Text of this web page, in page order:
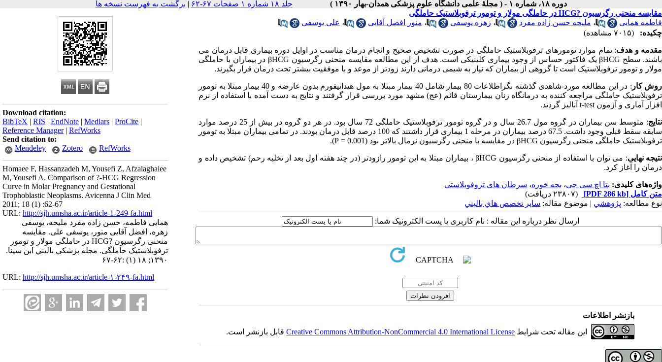
دوره ۱۸، شماره ۱ - ( مجلۀ علمی دانشگاه علوم پزشکی همدان-بهار ۱۳۹۰ ) جلد ۱۸ شماره ۱ صفحات ۶۷-۶۲ | برگشت به فهرست نسخه ها
Download citation:
BibTeX | RIS | EndNote | Medlars | ProCite |
Reference Manager| RefWorks
Send citation to:
Mendeley
Zotero RefWorks
Homaee F, Hassanzadeh M, Yousefi Z, Afzalaghaiee
M, Yousefi A. Comparison of ?-HCG Regression
Curve in Molar Pregnancy and Gestational
Trophoblastic Neoplasms. Avicenna J Clin Med
2011; 18 (1) :62-67
URL: http://sjh.umsha.ac.ir/article-1-249-fa.html
همایی فاطمه، حسن زاده مفرد ملیحه، یوسفی
زهره، افضل آقایی منور، یوسفی علی. مقایسه
منحنی رگرسیون ?HCG در حاملگی مولار و تومور
ترفوبلاستیک حاملگی. مجله پزشكي باليني ابن سينا.
۱۳۹۰; ۱۸ (۱) :۶۲-۶۷
URL: http://sjh.umsha.ac.ir/article-۱-۲۴۹-fa.html
مقایسه منحنی رگرسیون ?HCG در حاملگی مولار و تومور ترفوبلاستیک حاملگی
فاطمه همایی
، ملیحه حسن زاده مفرد ، زهره یوسفی ، منور افضل آقایی ، علی یوسفی
چکیده:
(۷۰۱۵ مشاهده)
مقدمه و هدف: تمام موارد تومورهای ترفوبلاستیک حاملگی در صورت تشخیص صحیح و انجام درمان مناسب در اوایل دوره بیماری قابل درمان می
باشند. سطح βHCG یک فاکتور حساس از وجود بیماری کلینیکی است. هدف از این مطالعه مقایسه منحنی رگرسیون βHCG در بیماران با حاملگی
مولار و تومور ترفوبلاستیک است تا گروهی از بیماران که نیاز به شیمی درمانی دارند زودتر از موعد و با موفقیت بیشتر تحت درمان قرار بگیرند.
روش کار
: در این مطالعه مورد-شاهدی گذشته نگراطلاعات 80 بیمار شامل 40 بیمار مبتلا به مول هیداتیفورم بدون عارضه و 40 بیمار مبتلا به تومور
ترفوبلاستیک حاملگی مراجعه کننده به درمانگاه زنان بیمارستان قائم (عج) مشهد مورد بررسی قرار گرفتند و نتایج به دست آمده با استفاده از نرم
افزار آماری و آزمون t-test آنالیز گردید.
نتایج
: متوسط سن بیماران در گروه مول 26.7 سال و در گروه تومور ترفوبلاستیک حاملگی 72 سال بود. در هر دو گروه در بیش از 25 درصد موارد
سابقه سقط قبلی وجود داشت. 67.5 درصد بیماران در مرحله 1 بیماری قرار داشتند که 100 درصد قابل درمان بودند. در تمامی بیماران مبتلا به تومور
ترفوبلاستیک حاملگی منحنی رگرسیون βHCG در مقایسه با منحنی رگرسیون نرمال بالاتر بود (0.001 = P).
نتیجه نهایی
: می توان با استفاده از منحنی رگرسیون βHCG ، بیماران مبتلا به این تومور رازودتر (در چند هفته اول بعد از تخلیه رحم) تشخیص داده و
درمان را آغاز کرد.
واژه‌های کلیدی: بتا اچ سی جی، بچه خوره، سرطان های تروفوبلاستی
متن کامل [PDF 286 kb]
(۲۳۸۰۷ دریافت)
نوع مطالعه: پژوهشي | موضوع مقاله: سایر تخصص هاي باليني
ارسال نظر درباره این مقاله : نام کاربری یا پست الکترونیک شما:
بازنشر اطلاعات
این مقاله تحت شرایط Creative Commons Attribution-NonCommercial 4.0 International Licenseقابل بازنشر است.